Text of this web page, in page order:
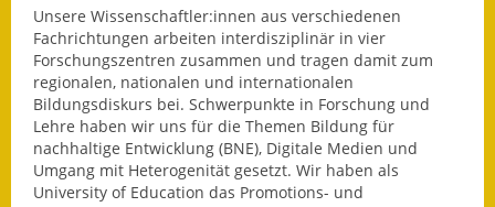
Sitzungsberichte 2015
Sitzungsberichte 2016
Sitzungsberichte 2017
Sitzungsberichte 2018
Unsere Wissenschaftler:innen aus verschiedenen
Fachrichtungen arbeiten interdisziplinär in vier
Forschungszentren zusammen und tragen damit zum
regionalen, nationalen und internationalen
Bildungsdiskurs bei. Schwerpunkte in Forschung und
Lehre haben wir uns für die Themen Bildung für
nachhaltige Entwicklung (BNE), Digitale Medien und
Umgang mit Heterogenität gesetzt. Wir haben als
University of Education das Promotions- und